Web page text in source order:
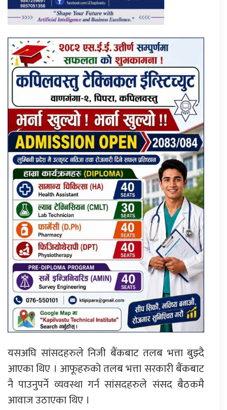
यसअघि सांसदहरुले निजी बैंकबाट तलब भत्ता बुझ्दै
आएका थिए । आफूहरुको तलब भत्ता सरकारी बैंकबाट
नै पाउनुपर्ने व्यवस्था गर्न सांसदहरुले संसद बैठकमै
आवाज उठाएका थिए ।